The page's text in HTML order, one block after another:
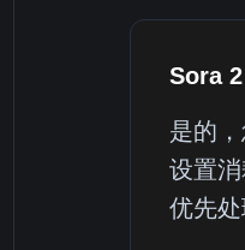
Sora
是的
设置
优先